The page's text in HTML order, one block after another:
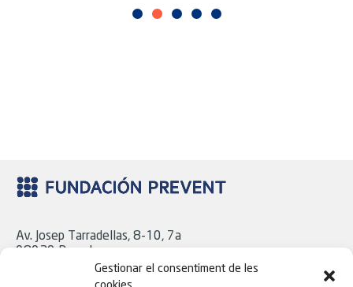
Gestionar el consentiment de les
cookies
Av. Josep Tarradellas, 8-10, 7a
08029 Barcelona
Tel. 93 439 18 06